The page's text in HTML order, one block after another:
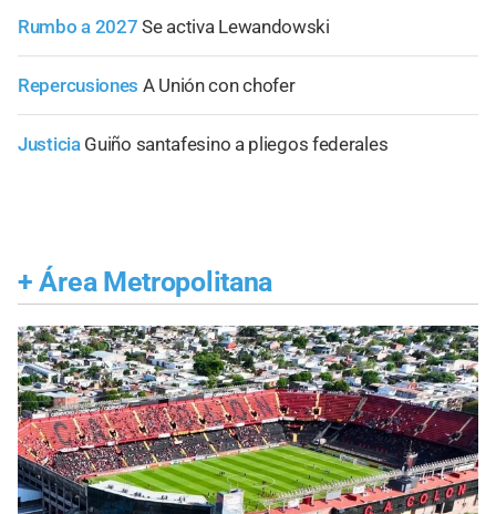
Rumbo a 2027 Se activa Lewandowski
Repercusiones A Unión con chofer
Justicia Guiño santafesino a pliegos federales
+ Área Metropolitana